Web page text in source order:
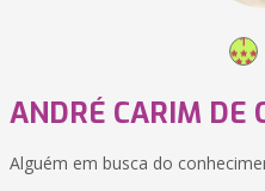
ANDRÉ CARIM DE
Alguém em busca do